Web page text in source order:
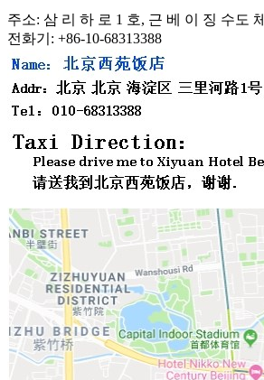
주소: 삼 리 하 로 1 호, 근 베 이 징 수도
전화기: +86-10-68313388